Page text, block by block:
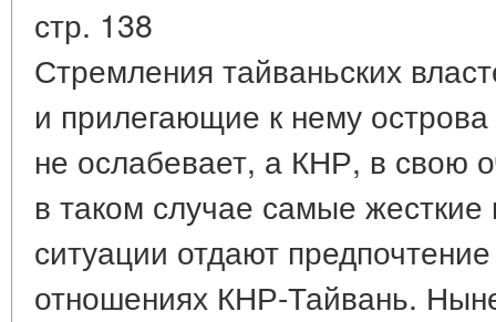
стр. 138
Стремления тайваньских
и прилегающие к нему
не ослабевает, а КНР, в свою
в таком случае самые
ситуации отдают
отношениях КНР-Тайвань.